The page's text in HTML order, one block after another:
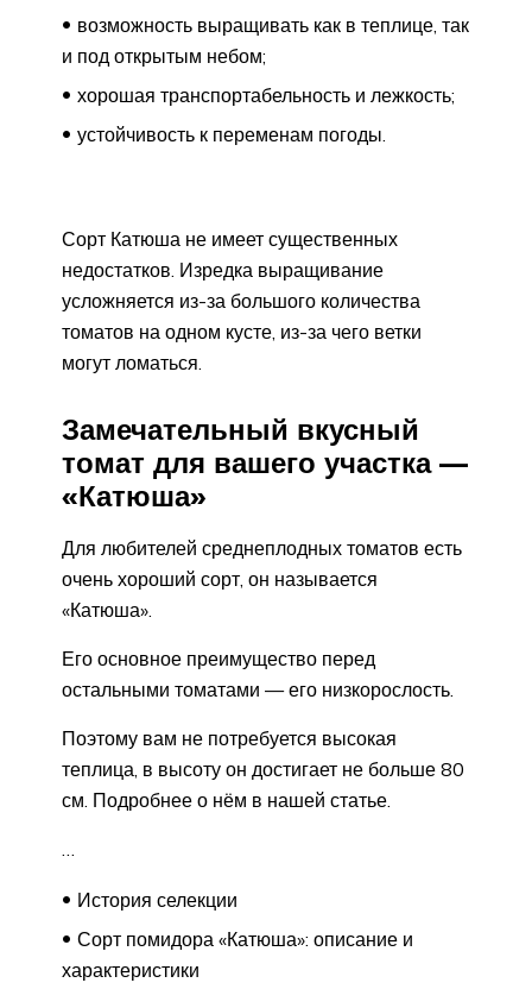
возможность выращивать как в теплице, так
и под открытым небом;
хорошая транспортабельность и лежкость;
устойчивость к переменам погоды.
Сорт Катюша не имеет существенных
недостатков. Изредка выращивание
усложняется из-за большого количества
томатов на одном кусте, из-за чего ветки
могут ломаться.
Замечательный вкусный
томат для вашего участка —
«Катюша»
Для любителей среднеплодных томатов есть
очень хороший сорт, он называется
«Катюша».
Его основное преимущество перед
остальными томатами — его низкорослость.
Поэтому вам не потребуется высокая
теплица, в высоту он достигает не больше 80
см. Подробнее о нём в нашей статье.
История селекции
Сорт помидора «Катюша»: описание и
характеристики